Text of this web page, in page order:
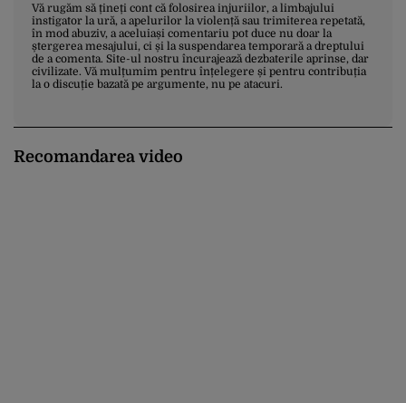
Vă rugăm să țineți cont că folosirea injuriilor, a limbajului
instigator la ură, a apelurilor la violență sau trimiterea repetată,
în mod abuziv, a aceluiași comentariu pot duce nu doar la
ștergerea mesajului, ci și la suspendarea temporară a dreptului
de a comenta. Site-ul nostru încurajează dezbaterile aprinse, dar
civilizate. Vă mulțumim pentru înțelegere și pentru contribuția
la o discuție bazată pe argumente, nu pe atacuri.
Recomandarea video